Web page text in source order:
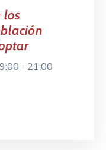
los
- 21:00